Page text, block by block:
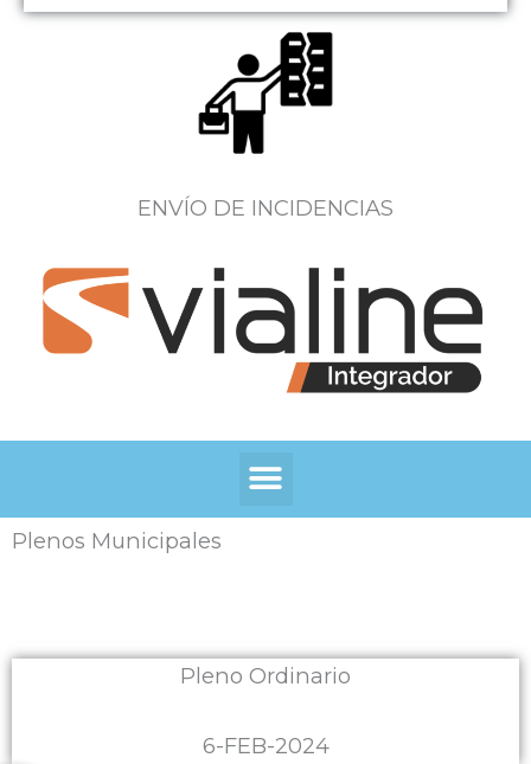
ENVÍO DE INCIDENCIAS
Menú
Plenos Municipales
Pleno Ordinario
6-FEB-2024